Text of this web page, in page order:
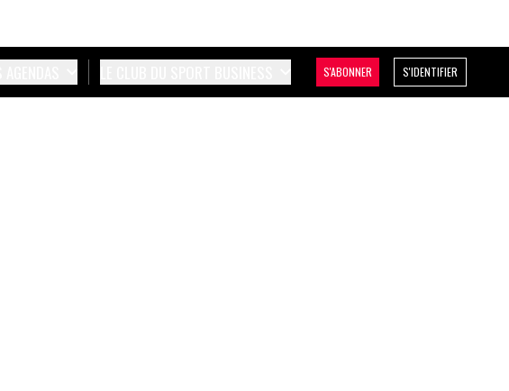
S'ABONNER S'IDENTIFIER